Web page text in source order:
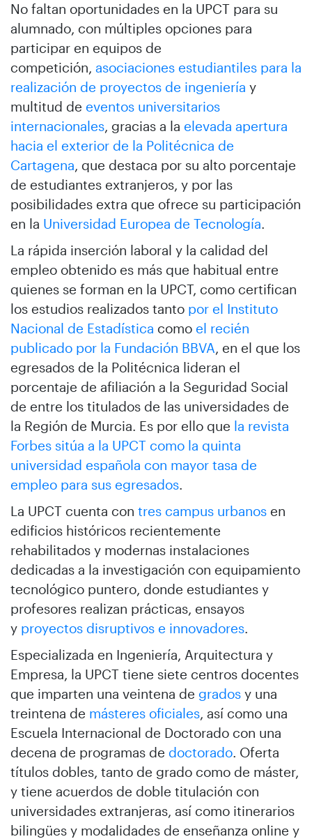
No faltan oportunidades en la UPCT para su
alumnado, con múltiples opciones para
participar en equipos de
competición, asociaciones estudiantiles para la
realización de proyectos de ingeniería y
multitud de eventos universitarios
internacionales, gracias a la elevada apertura
hacia el exterior de la Politécnica de
Cartagena, que destaca por su alto porcentaje
de estudiantes extranjeros, y por las
posibilidades extra que ofrece su participación
en la Universidad Europea de Tecnología.
La rápida inserción laboral y la calidad del
empleo obtenido es más que habitual entre
quienes se forman en la UPCT, como certifican
los estudios realizados tanto por el Instituto
Nacional de Estadística como el recién
publicado por la Fundación BBVA, en el que los
egresados de la Politécnica lideran el
porcentaje de afiliación a la Seguridad Social
de entre los titulados de las universidades de
la Región de Murcia. Es por ello que la revista
Forbes sitúa a la UPCT como la quinta
universidad española con mayor tasa de
empleo para sus egresados.
La UPCT cuenta con tres campus urbanos en
edificios históricos recientemente
rehabilitados y modernas instalaciones
dedicadas a la investigación con equipamiento
tecnológico puntero, donde estudiantes y
profesores realizan prácticas, ensayos
y proyectos disruptivos e innovadores.
Especializada en Ingeniería, Arquitectura y
Empresa, la UPCT tiene siete centros docentes
que imparten una veintena de grados y una
treintena de másteres oficiales, así como una
Escuela Internacional de Doctorado con una
decena de programas de doctorado. Oferta
títulos dobles, tanto de grado como de máster,
y tiene acuerdos de doble titulación con
universidades extranjeras, así como itinerarios
bilingües y modalidades de enseñanza online y